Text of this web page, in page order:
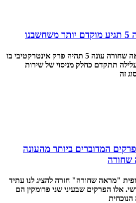
גולת הכותרת של מראה שחורה עונה 5 תהיה פרק אינטרקטיבי בו
תתקדם כחלק מניסוי של שירות
זה
המדוברים ביותר מהעונה
"מראה שחורה" חזרה להציג לנו עתיד
אלו הפרקים שבעיני שני פרומקין הם
הנוכחית